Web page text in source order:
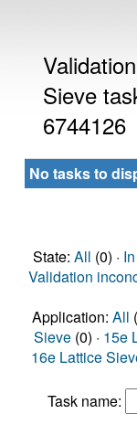
Sieve
6744126
No tasks to
State: All (0) ·
Validation
Application: All
Sieve (0) · 15e
16e Lattice
Task name: